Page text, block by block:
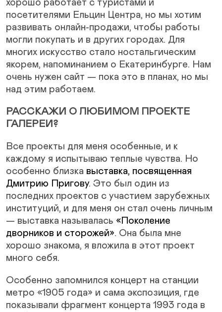
хорошо работает с туристами и
посетителями Ельцин Центра, но мы хотим
развивать онлайн-продажи, чтобы работы
могли покупать и в других городах. Для
многих искусство стало ностальгическим
якорем, напоминанием о Екатеринбурге. Нам
очень нужен сайт — пока это в планах, но мы
над этим работаем.
РАССКАЖИ О ЛЮБИМОМ ПРОЕКТЕ
ГАЛЕРЕИ?
Все проекты для меня особенные, и к
каждому я испытываю теплые чувства. Но
особенно близка выставка, посвященная
Дмитрию Пригову. Это был один из
последних проектов с участием зарубежных
институций, и для меня он стал очень личным
— выставка называлась «Поколение
дворников и сторожей». Она была мне
хорошо знакома, я вложила в этот проект
много себя.
Особенно запомнился концерт на станции
метро «1905 года» и сама экспозиция, где
показывали фрагмент концерта 1993 года в